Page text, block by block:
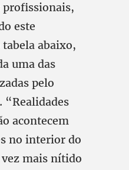
profissionais,
este
abaixo,
uma das
pelo
“Realidades
acontecem
no interior do
vez mais nítido